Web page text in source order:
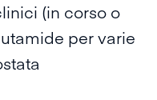
(in corso o
per varie